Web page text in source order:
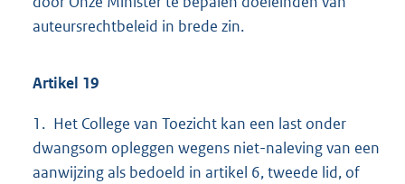
auteursrechtbeleid in brede zin.
Artikel 19
1. Het College van Toezicht kan een last onder
dwangsom opleggen wegens niet-naleving van een
aanwijzing als bedoeld in artikel 6, tweede lid, of